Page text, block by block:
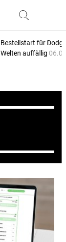
Bestellstart für
Welten auffällig